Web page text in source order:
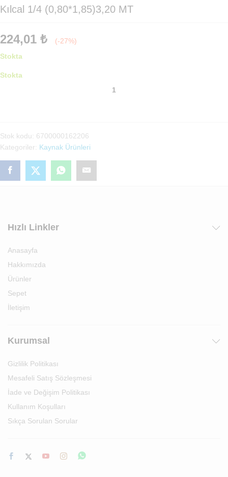
Kılcal 1/4 (0,80*1,85)3,20 MT
224,01 ₺
(-27%)
Stokta
Stokta
Stok kodu: 6700000162206
Kategoriler: Kaynak Ürünleri
Hızlı Linkler
Anasayfa
Hakkımızda
Ürünler
Sepet
İletişim
Kurumsal
Gizlilik Politikası
Mesafeli Satış Sözleşmesi
İade ve Değişim Politikası
Kullanım Koşulları
Sıkça Sorulan Sorular